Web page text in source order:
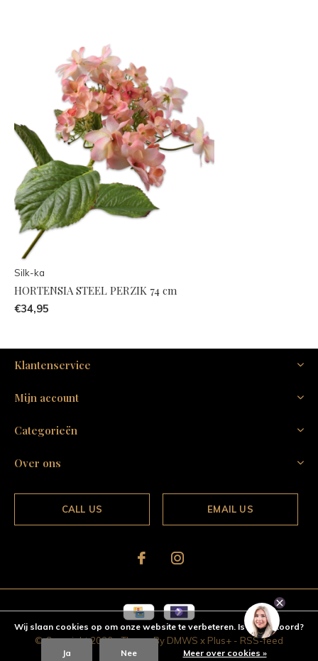
Silk-ka
HORTENSIA STEEL PERZIK 74 cm
€34,95
Klantenservice
Mijn account
Categorieën
Over ons
CALL US EMAIL US
© Copyright2026- Theme By DMWS x Plus+ - RSS-feed
Wij slaan cookies op om onze website te verbeteren. Is dat akkoord?
Ja Nee Meer over cookies »